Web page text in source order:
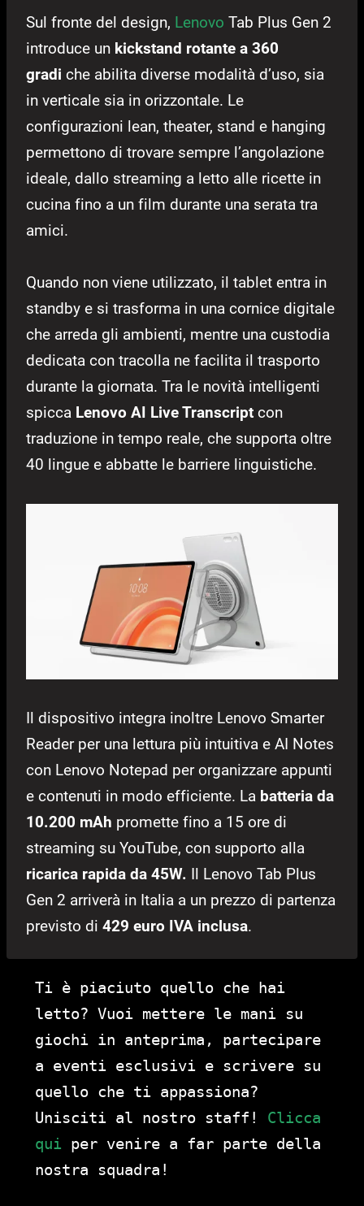
Sul fronte del design, Lenovo Tab Plus Gen 2
introduce un kickstand rotante a 360
gradi che abilita diverse modalità d’uso, sia
in verticale sia in orizzontale. Le
configurazioni lean, theater, stand e hanging
permettono di trovare sempre l’angolazione
ideale, dallo streaming a letto alle ricette in
cucina fino a un film durante una serata tra
amici.
Quando non viene utilizzato, il tablet entra in
standby e si trasforma in una cornice digitale
che arreda gli ambienti, mentre una custodia
dedicata con tracolla ne facilita il trasporto
durante la giornata. Tra le novità intelligenti
spicca Lenovo AI Live Transcript con
traduzione in tempo reale, che supporta oltre
40 lingue e abbatte le barriere linguistiche.
Il dispositivo integra inoltre Lenovo Smarter
Reader per una lettura più intuitiva e AI Notes
con Lenovo Notepad per organizzare appunti
e contenuti in modo efficiente. La batteria da
10.200 mAh promette fino a 15 ore di
streaming su YouTube, con supporto alla
ricarica rapida da 45W. Il Lenovo Tab Plus
Gen 2 arriverà in Italia a un prezzo di partenza
previsto di 429 euro IVA inclusa.
Ti è piaciuto quello che hai
letto? Vuoi mettere le mani su
giochi in anteprima, partecipare
a eventi esclusivi e scrivere su
quello che ti appassiona?
Unisciti al nostro staff! Clicca
qui per venire a far parte della
nostra squadra!